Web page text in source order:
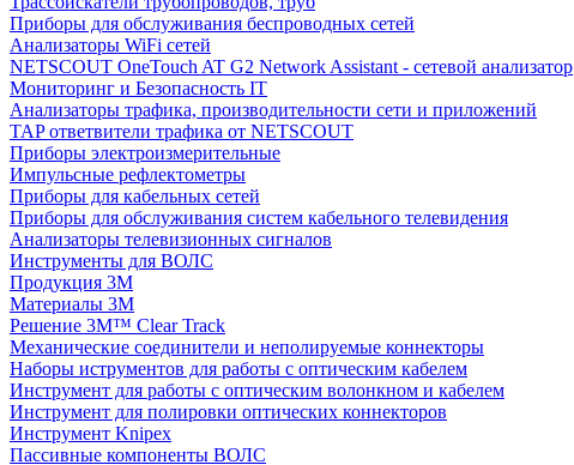
Приборы для обслуживания беспроводных сетей
Анализаторы WiFi сетей
NETSCOUT OneTouch AT G2 Network Assistant - сетевой анализатор
Мониторинг и Безопасность IT
Анализаторы трафика, производительности сети и приложений
TAP ответвители трафика от NETSCOUT
Приборы электроизмерительные
Импульсные рефлектометры
Приборы для кабельных сетей
Приборы для обслуживания систем кабельного телевидения
Анализаторы телевизионных сигналов
Инструменты для ВОЛС
Продукция 3M
Материалы 3М
Решение 3M™ Clear Track
Механические соединители и неполируемые коннекторы
Наборы иструментов для работы с оптическим кабелем
Инструмент для работы с оптическим волонкном и кабелем
Инструмент для полировки оптических коннекторов
Инструмент Knipex
Пассивные компоненты ВОЛС